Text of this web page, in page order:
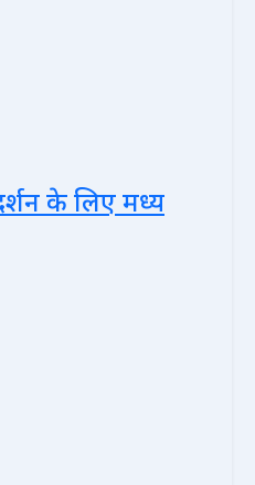
के लिए मध्य